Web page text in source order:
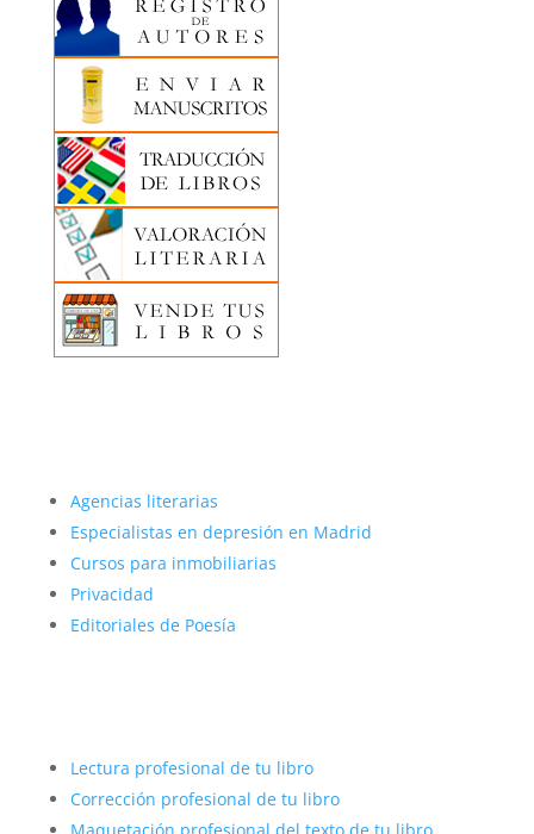
Agencias literarias
Especialistas en depresión en Madrid
Cursos para inmobiliarias
Privacidad
Editoriales de Poesía
Lectura profesional de tu libro
Corrección profesional de tu libro